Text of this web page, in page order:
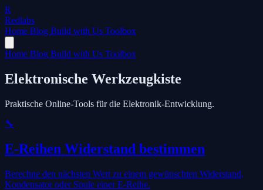
R
Redlabs
Home Blog Build with Us Toolbox
Home Blog Build with Us Toolbox
Elektronische Werkzeugkiste
Praktische Online-Tools für die Elektronik-Entwicklung.
🔧
E-Reihen Widerstand bestimmen
Berechne den nächsten Wert zu einem gewünschten Widerstand,
Kondensator oder Spule einer E-Reihe.